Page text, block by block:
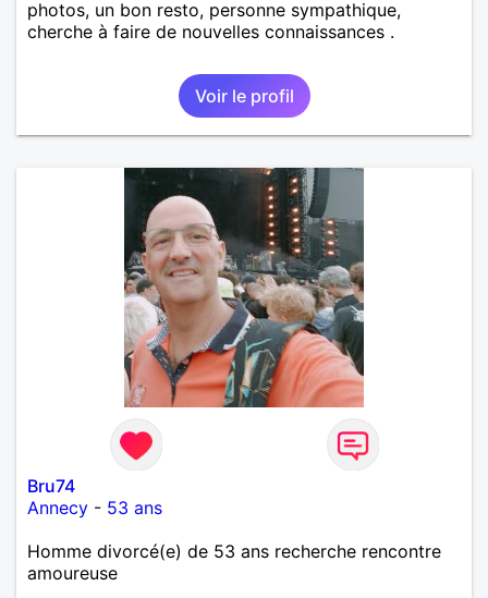
photos, un bon resto, personne sympathique,
cherche à faire de nouvelles connaissances .
Voir le profil
Bru74
Annecy - 53 ans
Homme divorcé(e) de 53 ans recherche rencontre
amoureuse